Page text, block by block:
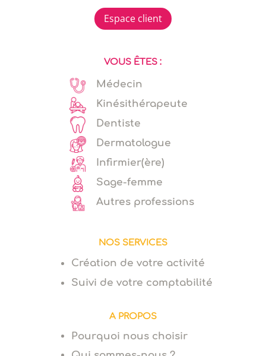
Espace client
VOUS ÊTES :
Médecin
Kinésithérapeute
Dentiste
Dermatologue
Infirmier(ère)
Sage-femme
Autres professions
NOS SERVICES
Création de votre activité
Suivi de votre comptabilité
A PROPOS
Pourquoi nous choisir